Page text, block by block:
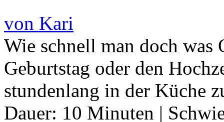
von Kari
Wie schnell man doch
Geburtstag oder den
stundenlang in der Küche
Dauer: 10 Minuten |